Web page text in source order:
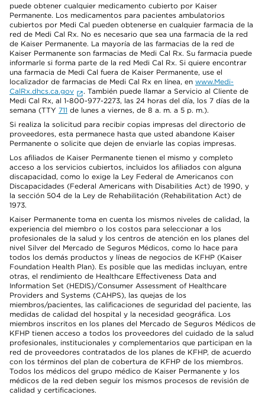
puede obtener cualquier medicamento cubierto por Kaiser
Permanente. Los medicamentos para pacientes ambulatorios
cubiertos por Medi Cal pueden obtenerse en cualquier farmacia de la
red de Medi Cal Rx. No es necesario que sea una farmacia de la red
de Kaiser Permanente. La mayoría de las farmacias de la red de
Kaiser Permanente son farmacias de Medi Cal Rx. Su farmacia puede
informarle si forma parte de la red Medi Cal Rx. Si quiere encontrar
una farmacia de Medi Cal fuera de Kaiser Permanente, use el
localizador de farmacias de Medi Cal Rx en línea, en www.Medi-
CalRx.dhcs.ca.gov
. También puede llamar a Servicio al Cliente de
Medi Cal Rx, al 1-800-977-2273, las 24 horas del día, los 7 días de la
semana (TTY 711 de lunes a viernes, de 8 a. m. a 5 p. m.).
Si realiza la solicitud para recibir copias impresas del directorio de
proveedores, esta permanece hasta que usted abandone Kaiser
Permanente o solicite que dejen de enviarle las copias impresas.
Los afiliados de Kaiser Permanente tienen el mismo y completo
acceso a los servicios cubiertos, incluidos los afiliados con alguna
discapacidad, como lo exige la Ley Federal de Americanos con
Discapacidades (Federal Americans with Disabilities Act) de 1990, y
la sección 504 de la Ley de Rehabilitación (Rehabilitation Act) de
1973.
Kaiser Permanente toma en cuenta los mismos niveles de calidad, la
experiencia del miembro o los costos para seleccionar a los
profesionales de la salud y los centros de atención en los planes del
nivel Silver del Mercado de Seguros Médicos, como lo hace para
todos los demás productos y líneas de negocios de KFHP (Kaiser
Foundation Health Plan). Es posible que las medidas incluyan, entre
otras, el rendimiento de Healthcare Effectiveness Data and
Information Set (HEDIS)/Consumer Assessment of Healthcare
Providers and Systems (CAHPS), las quejas de los
miembros/pacientes, las calificaciones de seguridad del paciente, las
medidas de calidad del hospital y la necesidad geográfica. Los
miembros inscritos en los planes del Mercado de Seguros Médicos de
KFHP tienen acceso a todos los proveedores del cuidado de la salud
profesionales, institucionales y complementarios que participan en la
red de proveedores contratados de los planes de KFHP, de acuerdo
con los términos del plan de cobertura de KFHP de los miembros.
Todos los médicos del grupo médico de Kaiser Permanente y los
médicos de la red deben seguir los mismos procesos de revisión de
calidad y certificaciones.